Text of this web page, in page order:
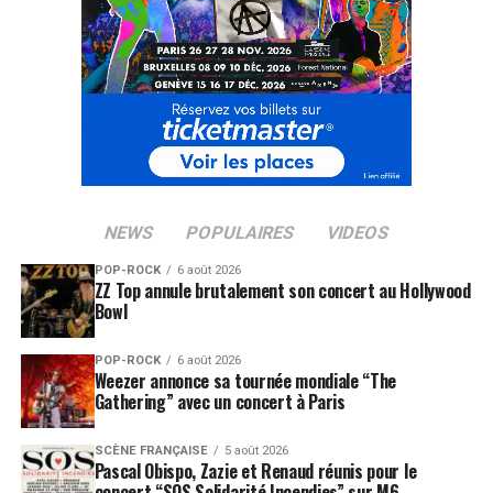
Groupama Stadiumde Lyon représentent une
opportunité unique de vivre une expérience
exceptionnelle.
RÉSERVER VOS BILLETS
CHRIS MARTIN COLDPLAY
NEWS POPULAIRES VIDEOS
POP-ROCK 6 août 2026
ZZ Top annule brutalement son concert au Hollywood
Bowl
POP-ROCK 6 août 2026
Weezer annonce sa tournée mondiale “The
Gathering” avec un concert à Paris
SCÈNE FRANÇAISE 5 août 2026
Pascal Obispo, Zazie et Renaud réunis pour le